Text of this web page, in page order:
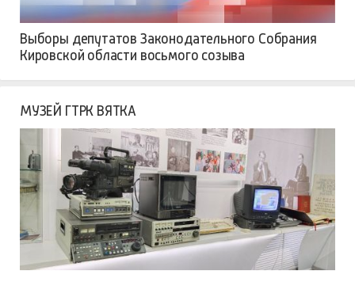
Выборы депутатов Законодательного Собрания
Кировской области восьмого созыва
МУЗЕЙ ГТРК ВЯТКА